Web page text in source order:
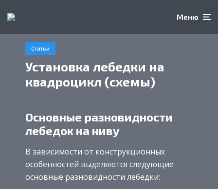
Меню
Статьи
Установка лебедки на
квадроцикл (схемы)
Основные разновидности
лебедок на ниву
В зависимости от конструкционных
особенностей выделяются следующие
основные разновидности лебедки: